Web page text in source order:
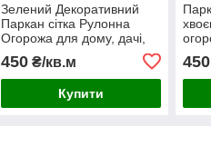
Зелений Декоративний
Паркан сітка Рулонна
Огорожа для дому, дачі,
альтанок, терас, балконів
450₴/кв.м
Купити
450